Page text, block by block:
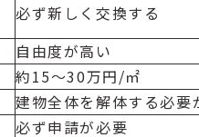
必ず新しく交換する
自由度が高い
約15～30万円/㎡
建物全体を解体する必要
必ず申請が必要